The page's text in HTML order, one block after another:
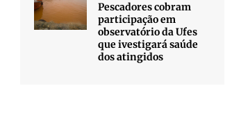
Pescadores cobram
participação em
observatório da Ufes
que ivestigará saúde
dos atingidos